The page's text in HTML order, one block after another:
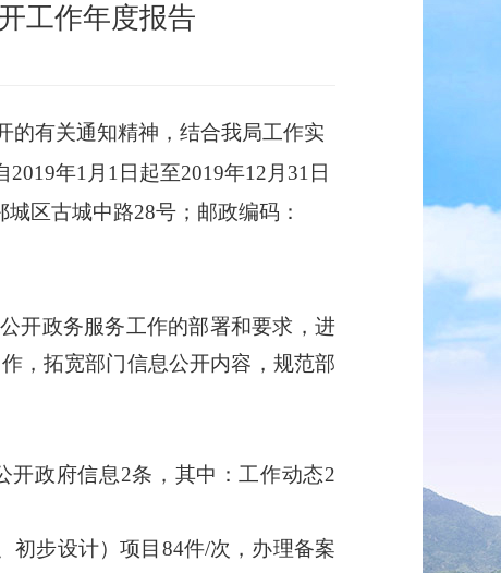
工作年度报告
的有关通知精神，结合我局工作实
年1月1日起至2019年12月31日
区古城中路28号；邮政编码：
开政务服务工作的部署和要求，进
，拓宽部门信息公开内容，规范部
开政府信息2条，其中：工作动态2
初步设计）项目84件/次，办理备案